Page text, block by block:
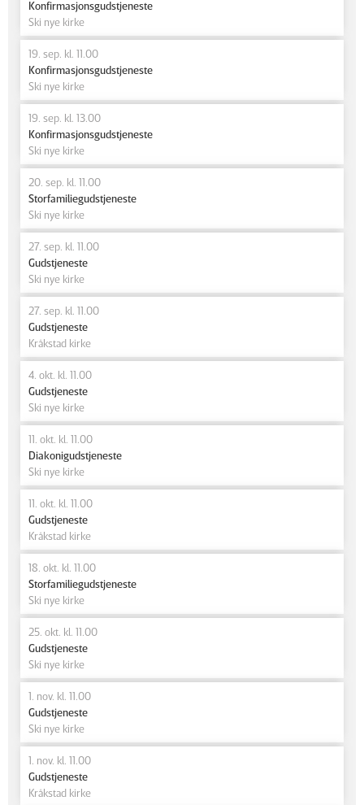
Konfirmasjonsgudstjeneste
Ski nye kirke
19. sep. kl. 11.00
Konfirmasjonsgudstjeneste
Ski nye kirke
19. sep. kl. 13.00
Konfirmasjonsgudstjeneste
Ski nye kirke
20. sep. kl. 11.00
Storfamiliegudstjeneste
Ski nye kirke
27. sep. kl. 11.00
Gudstjeneste
Ski nye kirke
27. sep. kl. 11.00
Gudstjeneste
Kråkstad kirke
4. okt. kl. 11.00
Gudstjeneste
Ski nye kirke
11. okt. kl. 11.00
Diakonigudstjeneste
Ski nye kirke
11. okt. kl. 11.00
Gudstjeneste
Kråkstad kirke
18. okt. kl. 11.00
Storfamiliegudstjeneste
Ski nye kirke
25. okt. kl. 11.00
Gudstjeneste
Ski nye kirke
1. nov. kl. 11.00
Gudstjeneste
Ski nye kirke
1. nov. kl. 11.00
Gudstjeneste
Kråkstad kirke